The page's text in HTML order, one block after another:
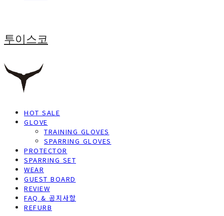
투이스코
HOT SALE
GLOVE
TRAINING GLOVES
SPARRING GLOVES
PROTECTOR
SPARRING SET
WEAR
GUEST BOARD
REVIEW
FAQ & 공지사항
REFURB